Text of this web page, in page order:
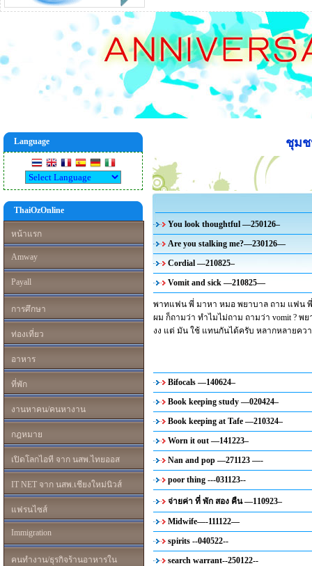
Language
ThaiOzOnline
หน้าแรก
Amway
Payall
การศึกษา
ท่องเที่ยว
อาหาร
ที่พัก
งานหาคน/คนหางาน
กฎหมาย
เปิดโลกไอที จาก นสพ.ไทยออส
IT NET จาก นสพ.เชียงใหม่นิวส์
แฟรนไซส์
Immigration
คนทำงาน/ธุรกิจร้านอาหารใน
ชุมช
You look thoughtful —250126–
Are you stalking me?—230126—
Cordial —210825–
Vomit and sick —210825—
พาทแฟน พี่ มาหา หมอ พยาบาล ถาม แฟน พี่ ว่า
ผม ก็ถามว่า ทำไมไม่ถาม ถามว่า vomit ? พยา
งง แต่ มัน ใช้ แทนกันได้ครับ หลากหลายคว
Bifocals —140624–
Book keeping study —020424–
Book keeping at Tafe —210324–
Worn it out —141223–
Nan and pop —271123 —-
poor thing ---031123--
จ่ายค่า ที่ พัก สอง คืน —110923–
Midwife—-111122—
spirits --040522--
search warrant--250122--